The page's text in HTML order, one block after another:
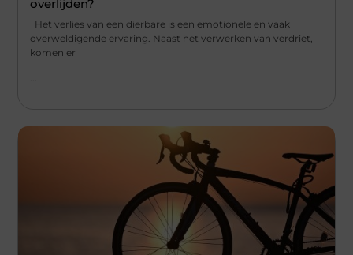
overlijden?
Het verlies van een dierbare is een emotionele en vaak
overweldigende ervaring. Naast het verwerken van verdriet,
komen er
...